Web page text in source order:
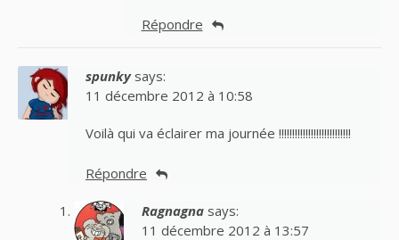
Répondre
spunky says:
11 décembre 2012 à 10:58
Voilà qui va éclairer ma journée !!!!!!!!!!!!!!!!!!!!!!!!!!!
Répondre
Ragnagna says:
11 décembre 2012 à 13:57